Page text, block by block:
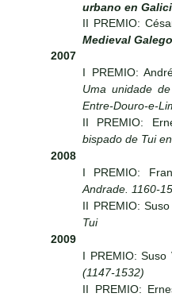
urbano en
II PREMIO:
Medieval
2007
I PREMIO:
Uma unidade
Entre-Douro-e-
II PREMIO:
bispado de Tui
2008
I PREMIO:
Andrade. 1160-
II PREMIO:
Tui
2009
I PREMIO:
(1147-1532)
II PREMIO: